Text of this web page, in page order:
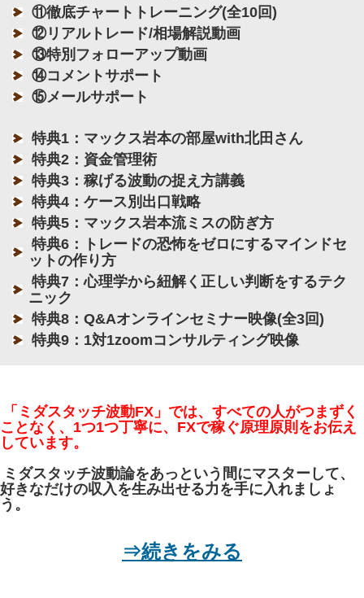
⑪徹底チャートトレーニング(全10回)
⑫リアルトレード/相場解説動画
⑬特別フォローアップ動画
⑭コメントサポート
⑮メールサポート
特典1：マックス岩本の部屋with北田さん
特典2：資金管理術
特典3：稼げる波動の捉え方講義
特典4：ケース別出口戦略
特典5：マックス岩本流ミスの防ぎ方
特典6：トレードの恐怖をゼロにするマインドセ
ットの作り方
特典7：心理学から紐解く正しい判断をするテク
ニック
特典8：Q&Aオンラインセミナー映像(全3回)
特典9：1対1zoomコンサルティング映像
「ミダスタッチ波動FX」では、すべての人がつまずく
ことなく、1つ1つ丁寧に、FXで稼ぐ原理原則をお伝え
しています。
ミダスタッチ波動論をあっという間にマスターして、
好きなだけの収入を生み出せる力を手に入れましょ
う。
⇒続きをみる